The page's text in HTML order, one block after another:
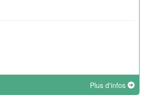
Plus d'infos